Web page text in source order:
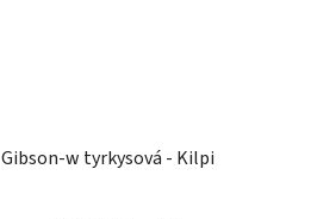
Gibson-w tyrkysová - Kilpi